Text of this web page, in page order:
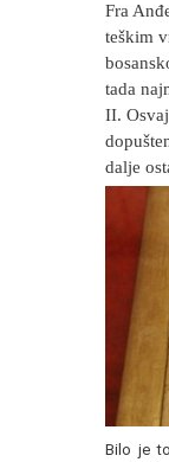
Fra
teškim
tada
II.
dalje
Bilo je